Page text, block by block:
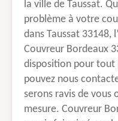
la ville de Taussat.
problème à votre
dans Taussat 33148,
Couvreur Bordeaux
disposition pour tout
pouvez nous
serons ravis de vous
mesure. Couvreur